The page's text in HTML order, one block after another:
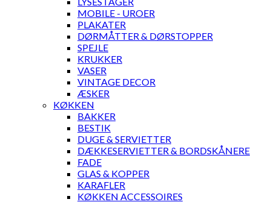
MOBILE - UROER
PLAKATER
DØRMÅTTER & DØRSTOPPER
SPEJLE
KRUKKER
VASER
VINTAGE DECOR
ÆSKER
KØKKEN
BAKKER
BESTIK
DUGE & SERVIETTER
DÆKKESERVIETTER & BORDSKÅNERE
FADE
GLAS & KOPPER
KARAFLER
KØKKEN ACCESSOIRES